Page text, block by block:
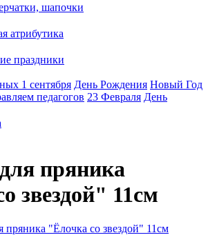
шапочки
атрибутика
праздники
1 сентября День Рождения Новый Год
педагогов 23 Февраля День
пряника
звездой" 11см